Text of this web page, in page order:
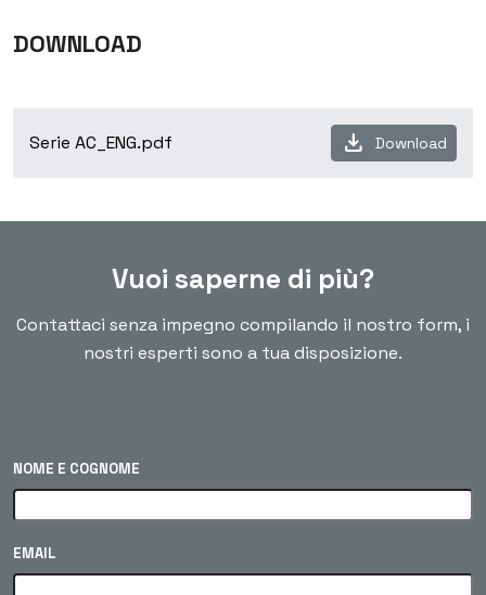
DOWNLOAD
Serie AC_ENG.pdf download Download
Vuoi saperne di più?
Contattaci senza impegno compilando il nostro form, i
nostri esperti sono a tua disposizione.
NOME E COGNOME
EMAIL